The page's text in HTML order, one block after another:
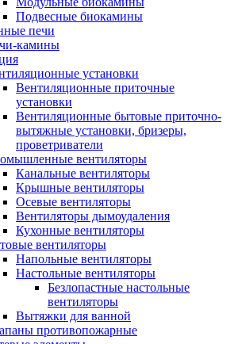
Подвесные биокамины
печи
камины
установки
Вентиляционные приточные
установки
Вентиляционные бытовые приточно-
вытяжные установки, бризеры,
проветриватели
вентиляторы
Канальные вентиляторы
Крышные вентиляторы
Осевые вентиляторы
Вентиляторы дымоудаления
Кухонные вентиляторы
вентиляторы
Напольные вентиляторы
Настольные вентиляторы
Безлопастные настольные
вентиляторы
Вытяжки для ванной
противопожарные